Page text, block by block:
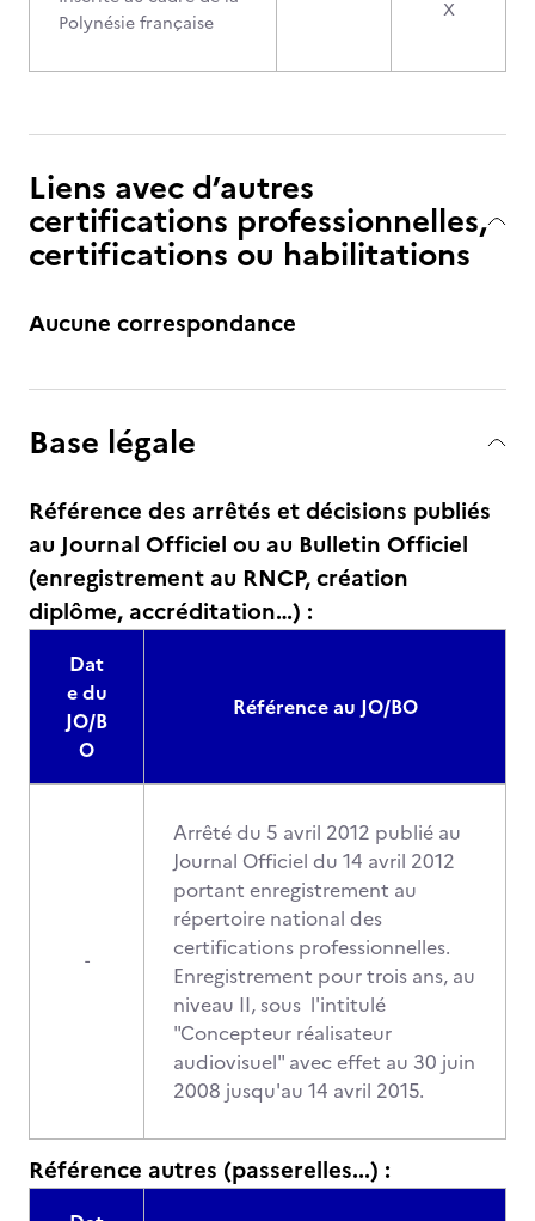
Polynésie française
X
Liens avec d’autres
certifications professionnelles,
certifications ou habilitations
Aucune correspondance
Base légale
Référence des arrêtés et décisions publiés
au Journal Officiel ou au Bulletin Officiel
(enregistrement au RNCP, création
diplôme, accréditation…) :
Dat
e du
JO/B
O
Référence au JO/BO
-
Arrêté du 5 avril 2012 publié au
Journal Officiel du 14 avril 2012
portant enregistrement au
répertoire national des
certifications professionnelles.
Enregistrement pour trois ans, au
niveau II, sous l'intitulé
"Concepteur réalisateur
audiovisuel" avec effet au 30 juin
2008 jusqu'au 14 avril 2015.
Référence autres (passerelles...) :